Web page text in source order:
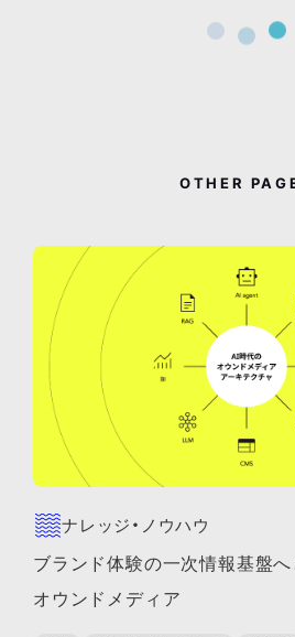
OTHER
ナレッジ・ノウハウ
ブランド体験の一次情報基盤
オウンドメディア